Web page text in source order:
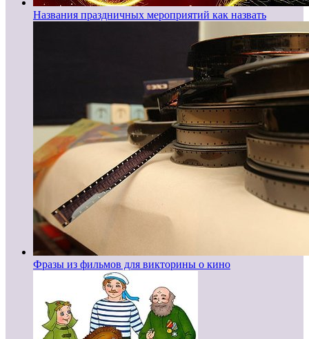
Названия праздничных мероприятий как назвать
Фразы из фильмов для викторины о кино